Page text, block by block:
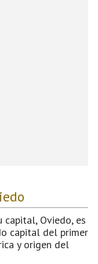
capital, Oviedo, es
capital del primer
y origen del